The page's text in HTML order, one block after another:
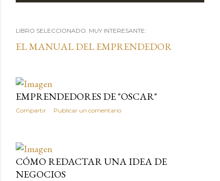
t
r
a
d
a
LIBRO SELECCIONADO. MUY INTERESANTE:
EL MANUAL DEL EMPRENDEDOR
EMPRENDEDORES DE "OSCAR"
Compartir Publicar un comentario
CÓMO REDACTAR UNA IDEA DE
NEGOCIOS